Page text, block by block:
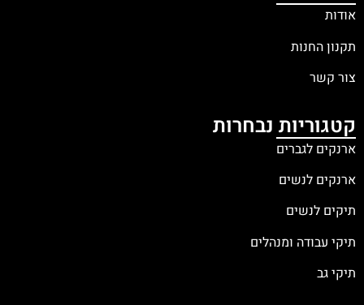
אודות
תקנון החנות
צור קשר
קטגוריות נבחרות
ארנקים לגברים
ארנקים לנשים
תיקים לנשים
תיקי עבודה ומנהלים
תיקי גב